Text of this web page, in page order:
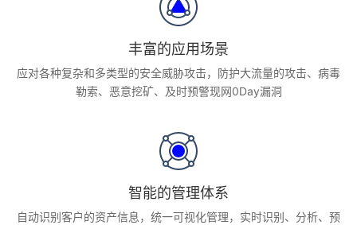
丰富的应用场景
应对各种复杂和多类型的安全威胁攻击，防护大流量的攻击、病毒
勒索、恶意挖矿、及时预警现网0Day漏洞
智能的管理体系
自动识别客户的资产信息，统一可视化管理，实时识别、分析、预